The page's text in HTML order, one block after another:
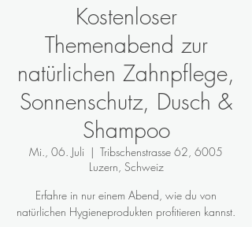
Kostenloser
Themenabend zur
natürlichen Zahnpflege,
Sonnenschutz, Dusch &
Shampoo
Mi., 06. Juli
  |
Tribschenstrasse 62, 6005
Luzern, Schweiz
Erfahre in nur einem Abend, wie du von
natürlichen Hygieneprodukten profitieren kannst.